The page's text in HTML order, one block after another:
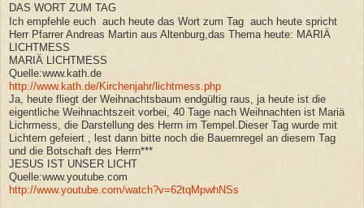
DAS WORT ZUM TAG
Ich empfehle euch auch heute das Wort zum Tag auch heute spricht
Herr Pfarrer Andreas Martin aus Altenburg,das Thema heute: MARIÄ
LICHTMESS
MARIÄ LICHTMESS
Quelle:www.kath.de
http://www.kath.de/Kirchenjahr/lichtmess.php
Ja, heute fliegt der Weihnachtsbaum endgültig raus, ja heute ist die
eigentliche Weihnachtszeit vorbei, 40 Tage nach Weihnachten ist Mariä
Lichrmess, die Darstellung des Herrn im Tempel.Dieser Tag wurde mit
Lichtern gefeiert , lest dann bitte noch die Bauernregel an diesem Tag
und die Botschaft des Herrn***
JESUS IST UNSER LICHT
Quelle:www.youtube.com
http://www.youtube.com/watch?v=62tqMpwhNSs